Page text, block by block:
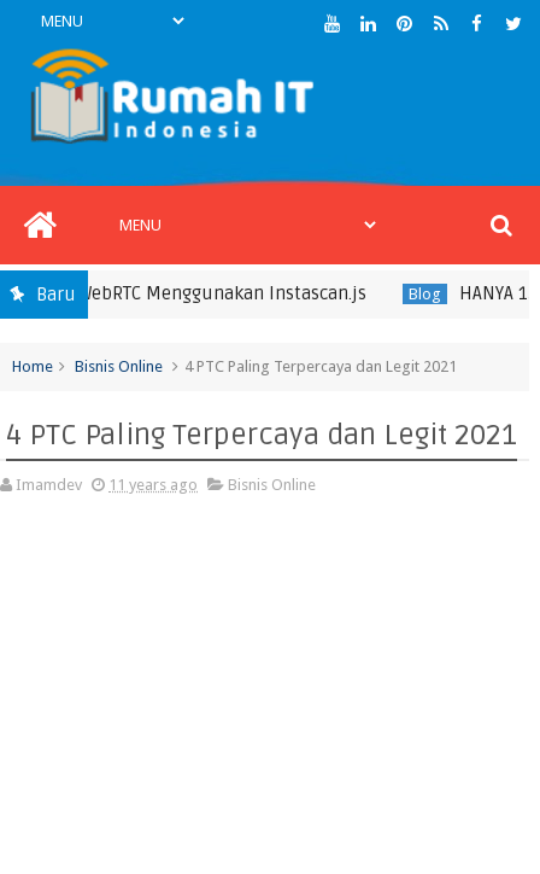
Baru
WebRTC Menggunakan Instascan.js Blog HANYA
Home Bisnis Online 4 PTC Paling Terpercaya dan Legit 2021
4 PTC Paling Terpercaya dan Legit 2021
Imamdev 11 years ago Bisnis Online